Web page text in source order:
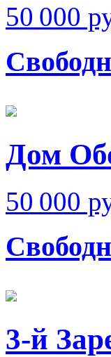
50 000
Дом
50 000
3-й